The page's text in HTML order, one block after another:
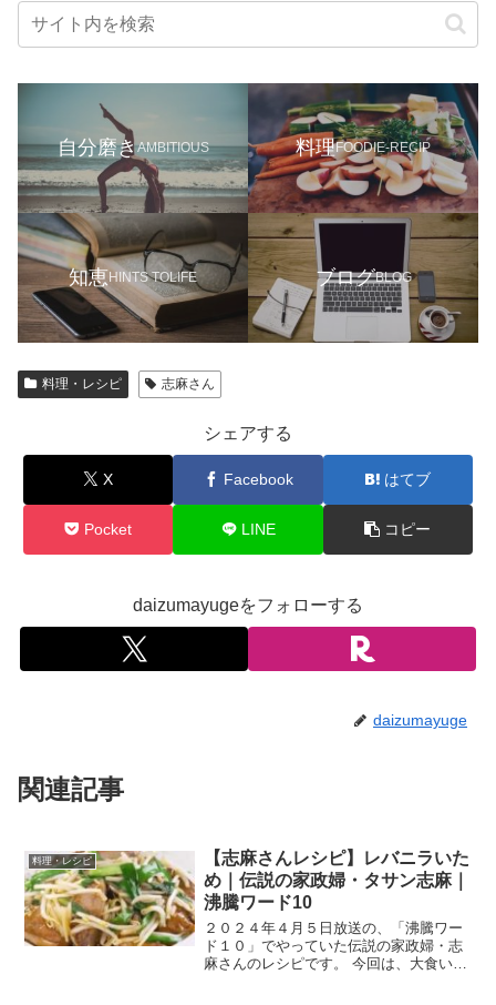
自分磨きAMBITIOUS 料理FOODIE-RECIP
知恵HINTS TOLIFE ブログBLOG
料理・レシピ 志麻さん
シェアする
X Facebook はてブ
Pocket LINE コピー
daizumayugeをフォローする
daizumayuge
関連記事
料理・レシピ
【志麻さんレシピ】レバニラいた
め｜伝説の家政婦・タサン志麻｜
沸騰ワード10
２０２４年４月５日放送の、「沸騰ワー
ド１０」でやっていた伝説の家政婦・志
麻さんのレシピです。 今回は、大食い軍